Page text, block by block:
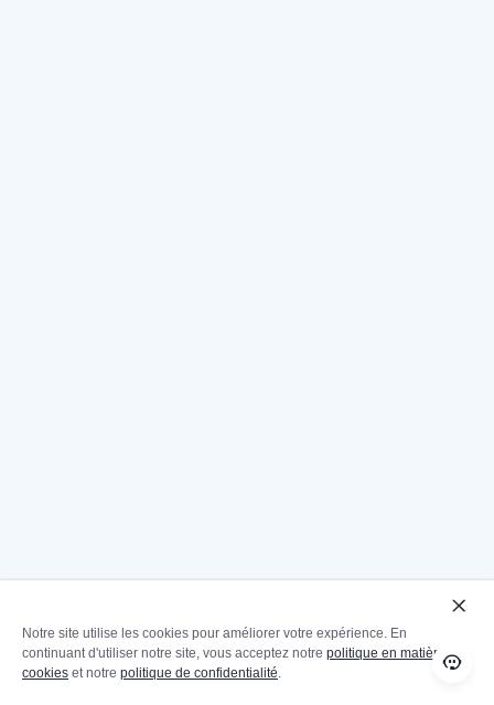
Notre site utilise les cookies pour améliorer votre expérience. En
continuant d'utiliser notre site, vous acceptez notre politique en matière de
cookies et notre politique de confidentialité.